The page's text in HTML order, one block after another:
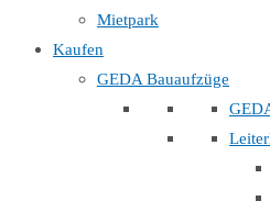
Mietpark
Kaufen
GEDA Bauaufzüge